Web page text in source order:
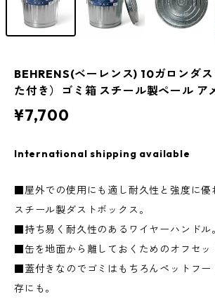
BEHRENS(ベーレンス) 10ガロンダ
た付き）ゴミ箱 スチール製ペール ア
¥7,700
International shipping available
■屋外での使用にも適し耐久性と強度に優
スチール製ダストボックス。
■持ち易く耐久性のあるワイヤーハンドル。
■缶を地面から離しておくためのオフセッ
■蓋付きなのでゴミはもちろんペットフー
存にも。